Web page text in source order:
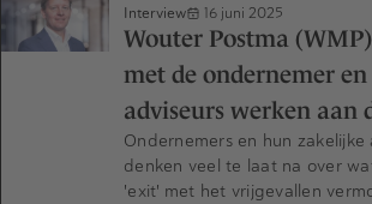
Interview 16 juni 2025
Wouter Postma
met de ondernemer
adviseurs werken aan
Ondernemers en hun zakelijke
denken veel te laat na over
'exit' met het vrijgevallen